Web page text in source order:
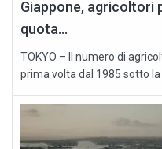
Giappone, agricoltori
quota...
TOKYO – Il numero di
prima volta dal 1985 sotto